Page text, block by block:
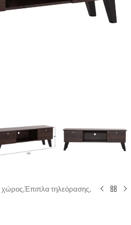
χώρος,Έπιπλα τηλεόρασης,